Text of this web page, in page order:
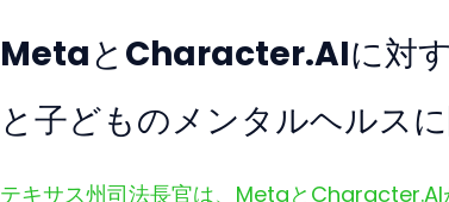
MetaとCharacter.AIに対す
と子どものメンタルヘルス
テキサス州司法長官は、MetaとCharacter.AI